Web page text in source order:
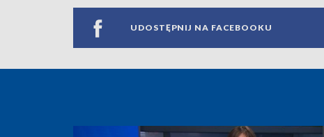
UDOSTĘPNIJ NA FACEBOOKU